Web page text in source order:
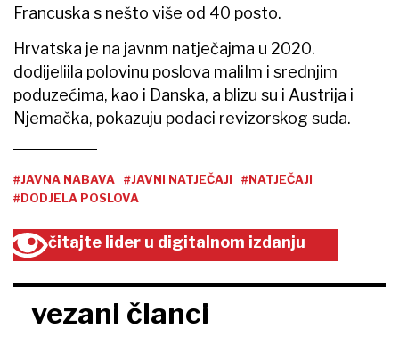
Francuska s nešto više od 40 posto.
Hrvatska je na javnm natječajma u 2020.
dodijeliila polovinu poslova maliIm i srednjim
poduzećima, kao i Danska, a blizu su i Austrija i
Njemačka, pokazuju podaci revizorskog suda.
#JAVNA NABAVA #JAVNI NATJEČAJI
#NATJEČAJI
#DODJELA POSLOVA
čitajte lider u digitalnom izdanju
vezani članci